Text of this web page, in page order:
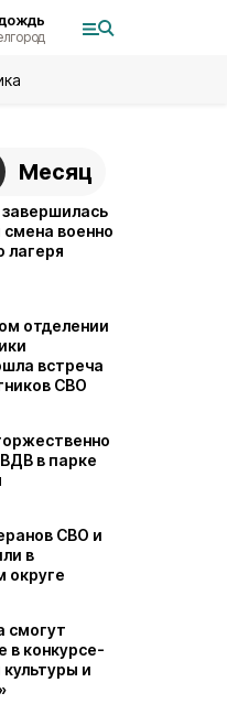
Месяц
военно
лагеря
отделении
встреча
СВО
в парке
СВО и
в
округе
смогут
в конкурсе-
и